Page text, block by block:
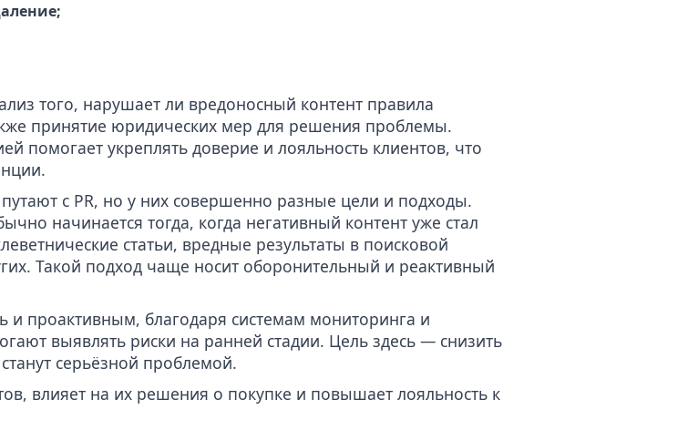
того, нарушает ли вредоносный контент правила
принятие юридических мер для решения проблемы.
помогает укреплять доверие и лояльность клиентов, что
с PR, но у них совершенно разные цели и подходы.
начинается тогда, когда негативный контент уже стал
статьи, вредные результаты в поисковой
Такой подход чаще носит оборонительный и реактивный
проактивным, благодаря системам мониторинга и
выявлять риски на ранней стадии. Цель здесь — снизить
серьёзной проблемой.
влияет на их решения о покупке и повышает лояльность к